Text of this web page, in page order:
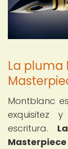
La pluma
Montblanc
exquisitez
escritura.